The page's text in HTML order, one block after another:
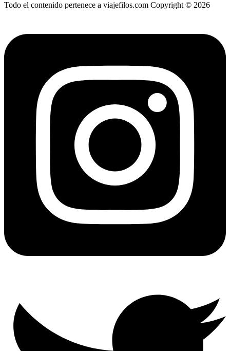
Todo el contenido pertenece a viajefilos.com Copyright © 2026